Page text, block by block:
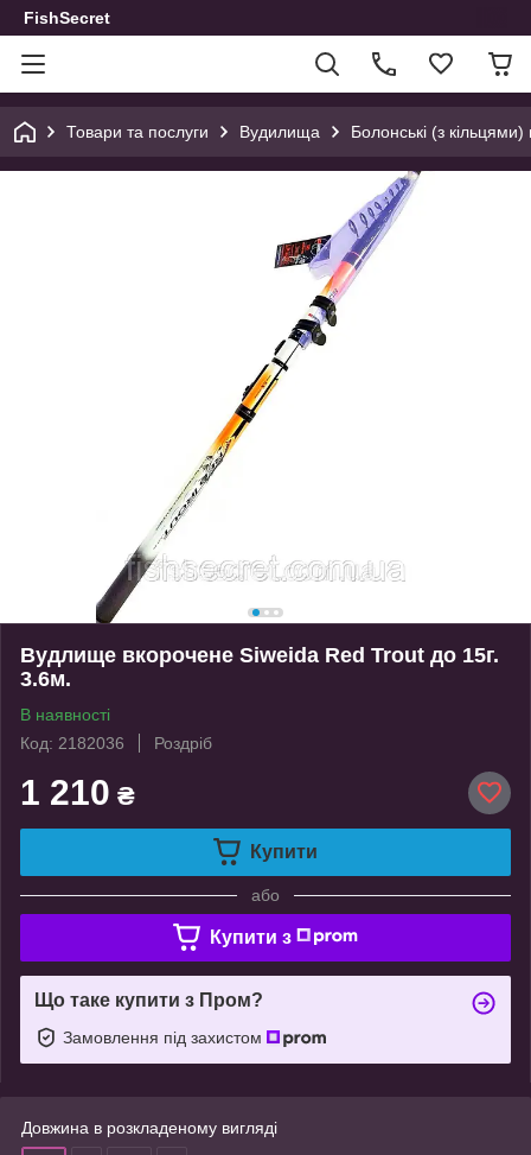
FishSecret
Товари та послуги Вудилища Болонські (з
Вудлище вкорочене Siweida Red Trout до 15г.
3.6м.
В наявності
Код: 2182036
Роздріб
1 210 ₴
Купити
або
Купити з
Що таке купити з Пром?
Замовлення під захистом
Довжина в розкладеному вигляді